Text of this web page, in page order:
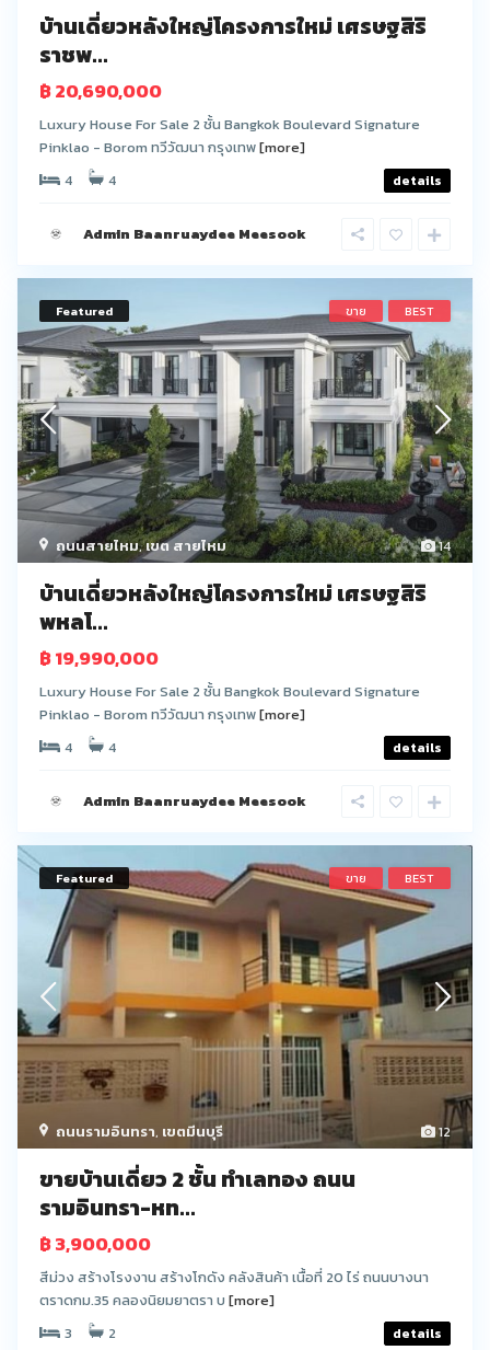
บ้านเดี่ยวหลังใหญ่โครงการใหม่ เศรษฐสิริ
ราชพ...
฿ 20,690,000
Luxury House For Sale 2 ชั้น Bangkok Boulevard Signature
Pinklao - Borom ทวีวัฒนา กรุงเทพ[more]
4
4 details
Admin Baanruaydee Meesook
14
ถนนสายไหม,เขต สายไหม
Featured ขาย BEST
บ้านเดี่ยวหลังใหญ่โครงการใหม่ เศรษฐสิริ
พหลโ...
฿ 19,990,000
Luxury House For Sale 2 ชั้น Bangkok Boulevard Signature
Pinklao - Borom ทวีวัฒนา กรุงเทพ[more]
4
4 details
Admin Baanruaydee Meesook
12
ถนนรามอินทรา, เขตมีนบุรี
Featured ขาย BEST
ขายบ้านเดี่ยว 2 ชั้น ทำเลทอง ถนน
รามอินทรา-หท...
฿ 3,900,000
สีม่วง สร้างโรงงาน สร้างโกดัง คลังสินค้า เนื้อที่ 20 ไร่ ถนนบางนา
ตราดกม.35 คลองนิยมยาตรา บ [more]
3
2 details